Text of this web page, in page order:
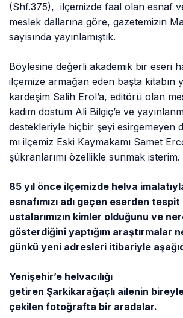
(Shf.375), ilçemizde faal olan esnaf
meslek dallarına göre, gazetemizin
sayısında yayınlamıştık.
Böylesine değerli akademik bir eseri
ilçemize armağan eden başta kitabın
kardeşim Salih Erol’a, editörü olan
kadim dostum Ali Bilgiç’e ve
destekleriyle hiçbir şeyi esirgemeyen
mı ilçemiz Eski Kaymakamı Samet
şükranlarımı özellikle sunmak isterim.
85 yıl önce ilçemizde helva
esnafımızı adı geçen eserden
ustalarımızın kimler olduğunu ve
gösterdiğini yaptığım araştırmalar
günkü yeni adresleri itibariyle
Yenişehir’e helvacılığı
getiren Şarkikarağaçlı ailenin
çekilen fotoğrafta bir aradalar.